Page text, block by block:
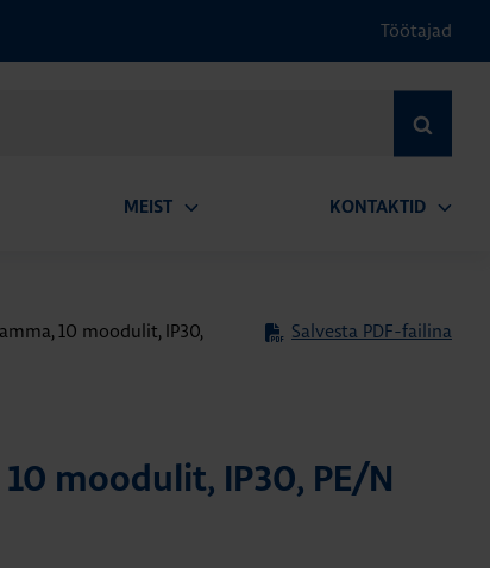
Töötajad
MEIST KONTAKTID
10 moodulit, IP30,
Salvesta PDF-failina
moodulit, IP30, PE/N